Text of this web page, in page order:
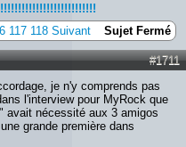
117 118 Suivant Sujet Fermé
#1711
je n'y comprends pas
l'interview pour MyRock que
avait nécessité aux 3 amigos
grande première dans